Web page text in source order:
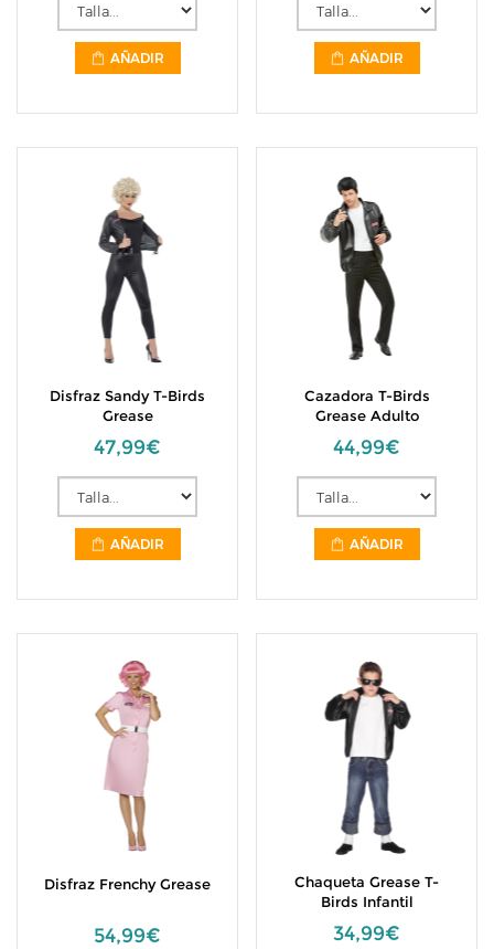
AÑADIR AÑADIR
Disfraz Sandy T-Birds
Grease
47,99€
AÑADIR
Cazadora T-Birds
Grease Adulto
44,99€
AÑADIR
Disfraz Frenchy Grease
54,99€
Chaqueta Grease T-
Birds Infantil
34,99€